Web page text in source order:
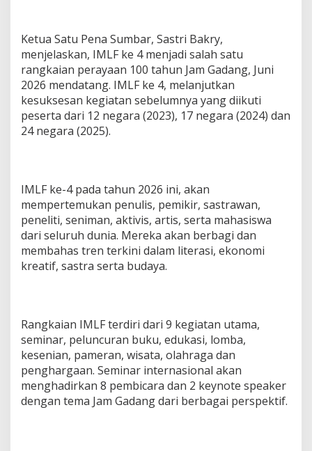
Ketua Satu Pena Sumbar, Sastri Bakry,
menjelaskan, IMLF ke 4 menjadi salah satu
rangkaian perayaan 100 tahun Jam Gadang, Juni
2026 mendatang. IMLF ke 4, melanjutkan
kesuksesan kegiatan sebelumnya yang diikuti
peserta dari 12 negara (2023), 17 negara (2024) dan
24 negara (2025).
IMLF ke-4 pada tahun 2026 ini, akan
mempertemukan penulis, pemikir, sastrawan,
peneliti, seniman, aktivis, artis, serta mahasiswa
dari seluruh dunia. Mereka akan berbagi dan
membahas tren terkini dalam literasi, ekonomi
kreatif, sastra serta budaya.
Rangkaian IMLF terdiri dari 9 kegiatan utama,
seminar, peluncuran buku, edukasi, lomba,
kesenian, pameran, wisata, olahraga dan
penghargaan. Seminar internasional akan
menghadirkan 8 pembicara dan 2 keynote speaker
dengan tema Jam Gadang dari berbagai perspektif.